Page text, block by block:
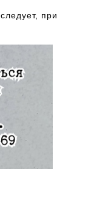
следует, при